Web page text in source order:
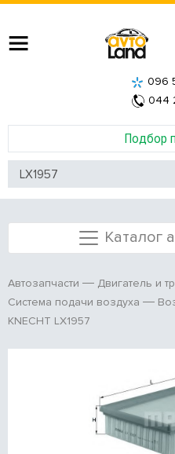
Подбор
096
044
Каталог
Автозапчасти
Двигатель и
Система подачи воздуха
KNECHT LX1957